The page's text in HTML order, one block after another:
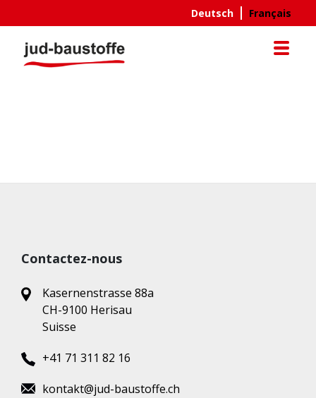
principal
Deutsch Français
Contactez-nous
Kasernenstrasse 88a
CH-9100 Herisau
Suisse
+41 71 311 82 16
kontakt@jud-baustoffe.ch